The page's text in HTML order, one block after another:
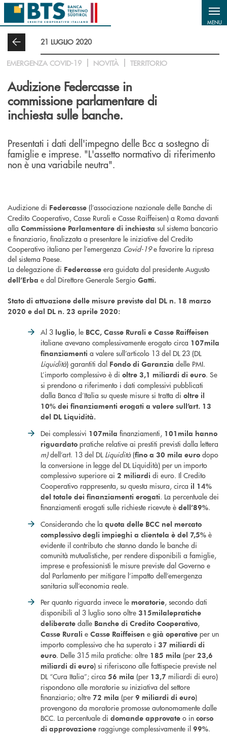
Salta al contenuto principale
MENU
21 LUGLIO 2020
EMERGENZA COVID-19 NOVITÀ TERRITORIO
Audizione Federcasse in
commissione parlamentare di
inchiesta sulle banche.
Presentati i dati dell'impegno delle Bcc a sostegno di
famiglie e imprese. "L'assetto normativo di riferimento
non è una variabile neutra".
Audizione di Federcasse (l’associazione nazionale delle Banche di
Credito Cooperativo, Casse Rurali e Casse Raiffeisen) a Roma davanti
alla Commissione Parlamentare di inchiesta sul sistema bancario
e finanziario, finalizzata a presentare le iniziative del Credito
Cooperativo italiano per l’emergenza Covid-19e favorire la ripresa
del sistema Paese.
La delegazione di Federcasse era guidata dal presidente Augusto
dell’Erba e dal Direttore Generale Sergio Gatti.
Stato di attuazione delle misure previste dal DL n. 18 marzo
2020 e dal DL n. 23 aprile 2020:
Al 3 luglio, le BCC, Casse Rurali e Casse Raiffeisen
italiane avevano complessivamente erogato circa 107mila
finanziamenti a valere sull’articolo 13 del DL 23 (DL
Liquidità) garantiti dal Fondo di Garanzia delle PMI.
L’importo complessivo è di oltre 3,1 miliardi di euro. Se
si prendono a riferimento i dati complessivi pubblicati
dalla Banca d’Italia su queste misure si tratta di oltre il
10% dei finanziamenti erogati a valere sull’art. 13
del DL Liquidità.
Dei complessivi 107mila finanziamenti, 101mila hanno
riguardato pratiche relative ai prestiti previsti dalla lettera
m)dell’art. 13 del DL Liquidità(fino a 30 mila euro dopo
la conversione in legge del DL Liquidità) per un importo
complessivo superiore ai 2 miliardi di euro. Il Credito
Cooperativo rappresenta, su questa misura, circa il 14%
del totale dei finanziamenti erogati. La percentuale dei
finanziamenti erogati sulle richieste ricevute è dell’89%.
Considerando che la quota delle BCC nel mercato
complessivo degli impieghi a clientela è del 7,5% è
evidente il contributo che stanno dando le banche di
comunità mutualistiche, per rendere disponibili a famiglie,
imprese e professionisti le misure previste dal Governo e
dal Parlamento per mitigare l’impatto dell’emergenza
sanitaria sull’economia reale.
Per quanto riguarda invece le moratorie, secondo dati
disponibili al 3 luglio sono oltre 315milalepratiche
deliberate dalle Banche di Credito Cooperativo,
Casse Rurali e Casse Raiffeisen e già operative per un
importo complessivo che ha superato i 37 miliardi di
euro. Delle 315 mila pratiche: oltre 185 mila (per 23,6
miliardi di euro) si riferiscono alle fattispecie previste nel
DL “Cura Italia”; circa 56 mila (per 13,7 miliardi di euro)
rispondono alle moratorie su iniziativa del settore
finanziario; oltre 72 mila (per 9 miliardi di euro)
provengono da moratorie promosse autonomamente dalle
BCC. La percentuale di domande approvate o in corso
di approvazione raggiunge complessivamente il 99%.